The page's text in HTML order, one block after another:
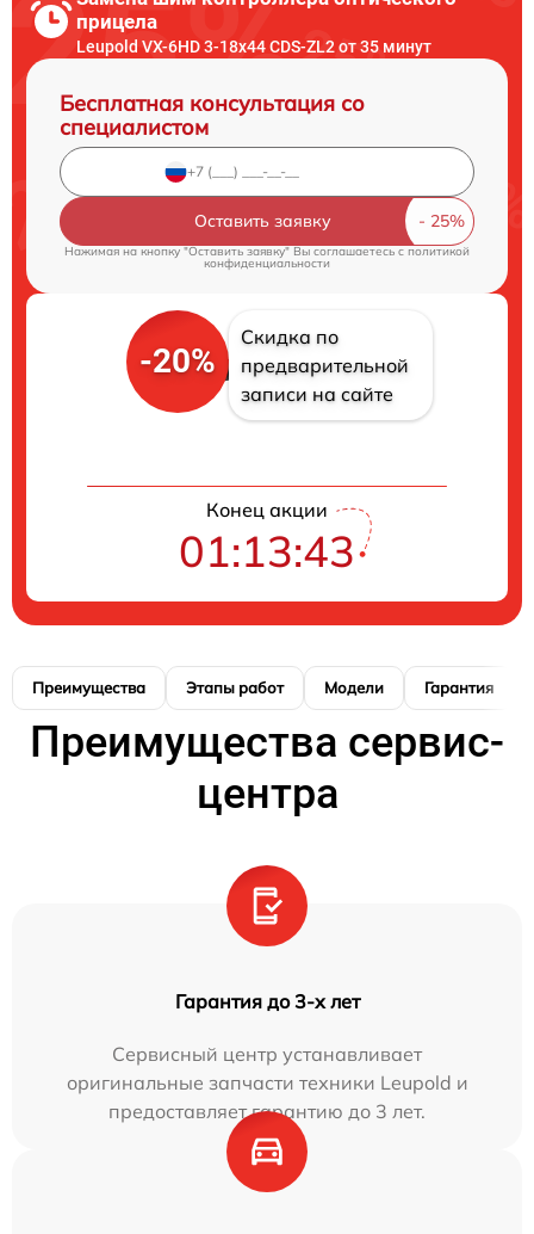
прицела
Leupold VX-6HD 3-18x44 CDS-ZL2 от 35 минут
Бесплатная консультация со
специалистом
Оставить заявку
Нажимая на кнопку "Оставить заявку" Вы соглашаетесь cполитикой
конфиденциальности
-20%
Скидка по
предварительной
записи на сайте
Конец акции
01:13:42
Преимущества Этапы работ Модели Гарантия
Преимущества сервис-
центра
Гарантия до 3-х лет
Сервисный центр устанавливает
оригинальные запчасти техники Leupold и
предоставляет гарантию до 3 лет.